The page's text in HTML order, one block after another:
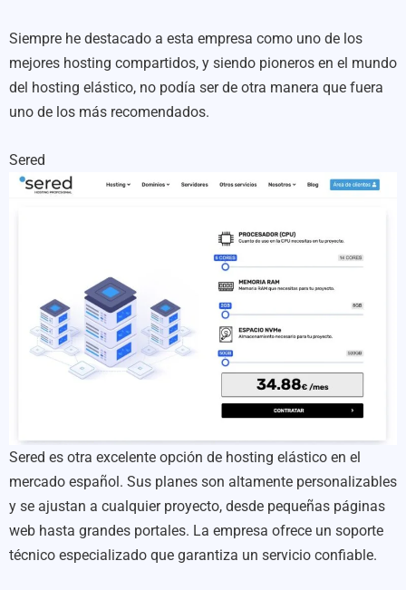
Siempre he destacado a esta empresa como uno de los
mejores hosting compartidos, y siendo pioneros en el mundo
del hosting elástico, no podía ser de otra manera que fuera
uno de los más recomendados.
Sered
Sered es otra excelente opción de hosting elástico en el
mercado español. Sus planes son altamente personalizables
y se ajustan a cualquier proyecto, desde pequeñas páginas
web hasta grandes portales. La empresa ofrece un soporte
técnico especializado que garantiza un servicio confiable.